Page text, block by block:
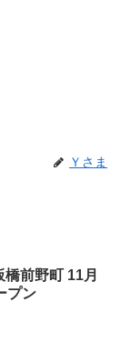
Ｙさま
前野町 11月
プン